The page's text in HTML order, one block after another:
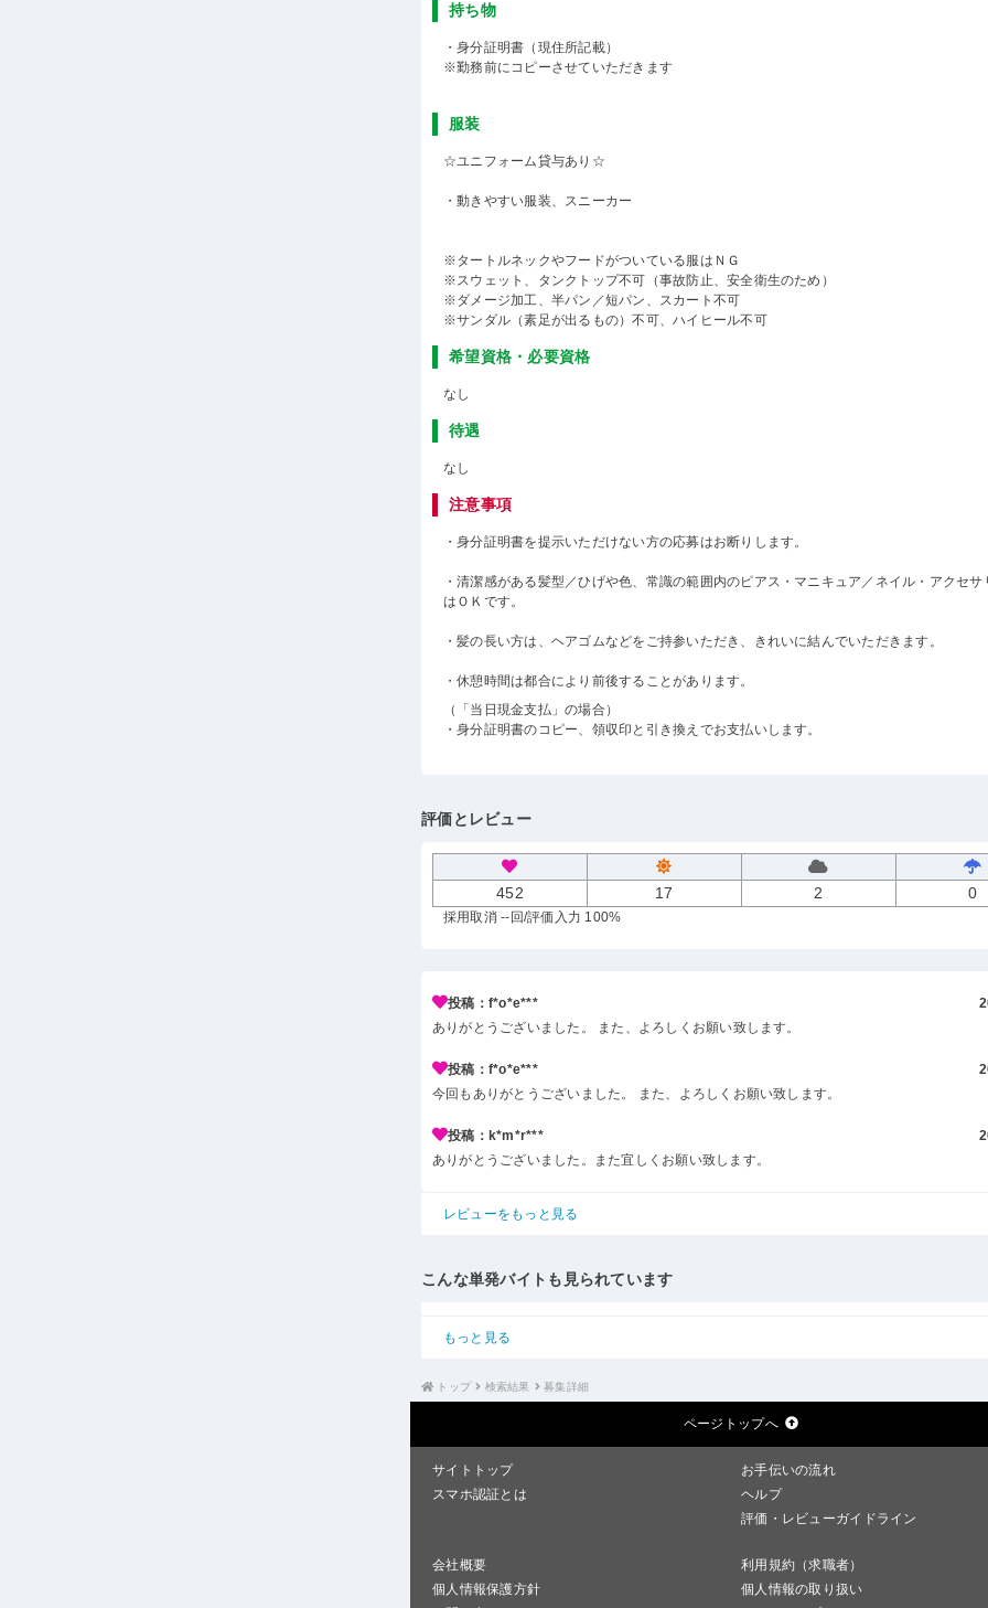
持ち物
・身分証明書（現住所記載）
※勤務前にコピーさせていただきます
服装
☆ユニフォーム貸与あり☆
・動きやすい服装、スニーカー
※タートルネックやフードがついている服はＮＧ
※スウェット、タンクトップ不可（事故防止、安全衛生のため）
※ダメージ加工、半パン／短パン、スカート不可
※サンダル（素足が出るもの）不可、ハイヒール不可
希望資格・必要資格
なし
待遇
なし
注意事項
・身分証明書を提示いただけない方の応募はお断りします。
・清潔感がある髪型／ひげや色、常識の範囲内のピアス・マニキュア／ネイル・アクセサ
はＯＫです。
・髪の長い方は、ヘアゴムなどをご持参いただき、きれいに結んでいただきます。
・休憩時間は都合により前後することがあります。
（「当日現金支払」の場合）
・身分証明書のコピー、領収印と引き換えでお支払いします。
評価とレビュー
452 17 2 0
採用取消 --回/評価入力 100%
投稿：f*o*e***
ありがとうございました。 また、よろしくお願い致します。
投稿：f*o*e***
今回もありがとうございました。 また、よろしくお願い致します。
投稿：k*m*r***
ありがとうございました。また宜しくお願い致します。
レビューをもっと見る
こんな単発バイトも見られています
もっと見る
トップ 検索結果 募集詳細
ページトップへ
サイトトップ
お手伝いの流れ
スマホ認証とは
ヘルプ
評価・レビューガイドライン
会社概要
利用規約（求職者）
個人情報保護方針
個人情報の取り扱い